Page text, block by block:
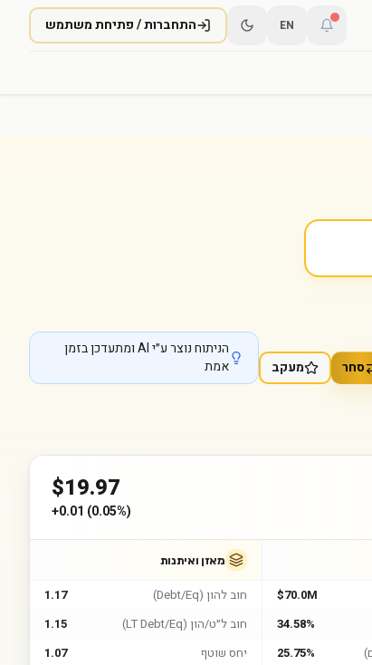
EN התחברות / פתיחת משתמש
סחר מעקב
הניתוח נוצר ע״י AI ומתעדכן בזמן
אמת
$19.97
+0.01 (0.05%)
$70.0M
34.58%
25.75%
מאזן ואיתנות
חוב להון (Debt/Eq)
1.17
חוב ל״ט/הון (LT Debt/Eq)
1.15
יחס שוטף
1.07